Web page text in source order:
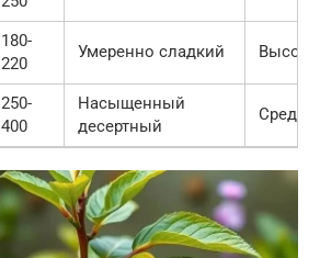
180-
220
Умеренно сладкий
250-
400
Насыщенный
десертный